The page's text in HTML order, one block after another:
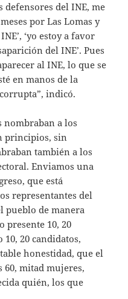
del INE, me
por Las Lomas y
‘yo estoy a favor
del INE’. Pues
al INE, lo que se
en manos de la
indicó.
nombraban a los
principios, sin
también a los
Enviamos una
que está
representantes del
pueblo de manera
presente 10, 20
20 candidatos,
honestidad, que el
60, mitad mujeres,
quién, los que